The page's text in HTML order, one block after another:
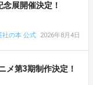
念展開催決定！
社の本 公式
2026年8月4日
メ第3期制作決定！